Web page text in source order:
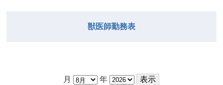
獣医師勤務表
月 年